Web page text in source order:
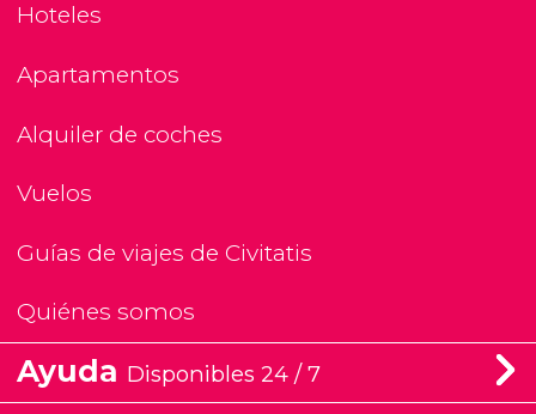
Hoteles
Apartamentos
Alquiler de coches
Vuelos
Guías de viajes de Civitatis
Quiénes somos
Ayuda Disponibles 24 / 7